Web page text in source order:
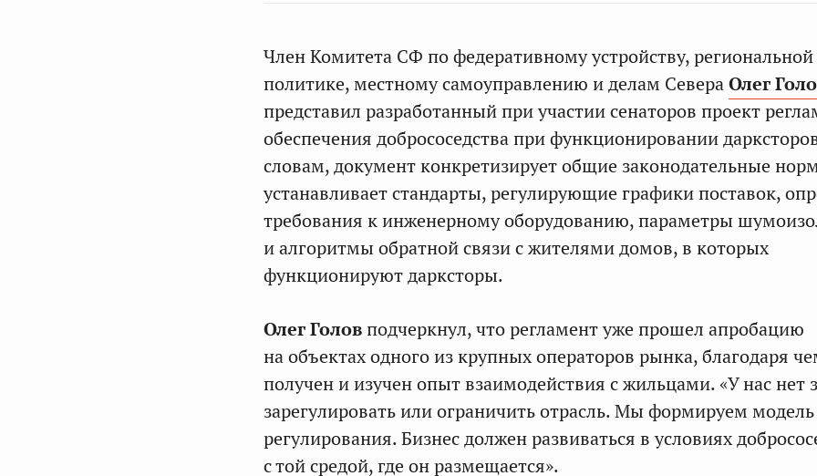
Член Комитета СФ по федеративному устройству, региональной
политике, местному самоуправлению и делам СевераОлег
представил разработанный при участии сенаторов проект
обеспечения добрососедства при функционировании
словам, документ конкретизирует общие законодательные
устанавливает стандарты, регулирующие графики поставок,
требования к инженерному оборудованию, параметры
и алгоритмы обратной связи с жителями домов, в которых
функционируют дарксторы.
Олег Головподчеркнул, что регламент уже прошел апробацию
на объектах одного из крупных операторов рынка, благодаря
получен и изучен опыт взаимодействия с жильцами. «У нас нет
зарегулировать или ограничить отрасль. Мы формируем
регулирования. Бизнес должен развиваться в условиях
с той средой, где он размещается».